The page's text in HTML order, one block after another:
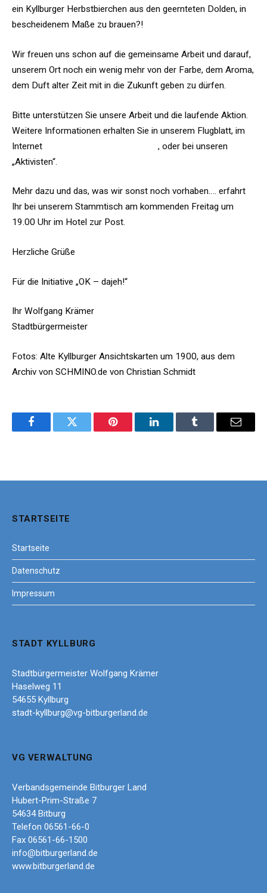
ein Kyllburger Herbstbierchen aus den geernteten Dolden, in
bescheidenem Maße zu brauen?!
Wir freuen uns schon auf die gemeinsame Arbeit und darauf,
unserem Ort noch ein wenig mehr von der Farbe, dem Aroma,
dem Duft alter Zeit mit in die Zukunft geben zu dürfen.
Bitte unterstützen Sie unsere Arbeit und die laufende Aktion.
Weitere Informationen erhalten Sie in unserem Flugblatt, im
Internet
, oder bei unseren
„Aktivisten“.
Mehr dazu und das, was wir sonst noch vorhaben…. erfahrt
Ihr bei unserem Stammtisch am kommenden Freitag um
19.00 Uhr im Hotel zur Post.
Herzliche Grüße
Für die Initiative „OK – dajeh!“
Ihr Wolfgang Krämer
Stadtbürgermeister
Fotos: Alte Kyllburger Ansichtskarten um 1900, aus dem
Archiv von SCHMINO.de von Christian Schmidt
FacebookTwitter Pinterest LinkedInTumblr Email
STARTSEITE
Startseite
Datenschutz
Impressum
STADT KYLLBURG
Stadtbürgermeister Wolfgang Krämer
Haselweg 11
54655 Kyllburg
stadt-kyllburg@vg-bitburgerland.de
VG VERWALTUNG
Verbandsgemeinde Bitburger Land
Hubert-Prim-Straße 7
54634 Bitburg
Telefon 06561-66-0
Fax 06561-66-1500
info@bitburgerland.de
www.bitburgerland.de